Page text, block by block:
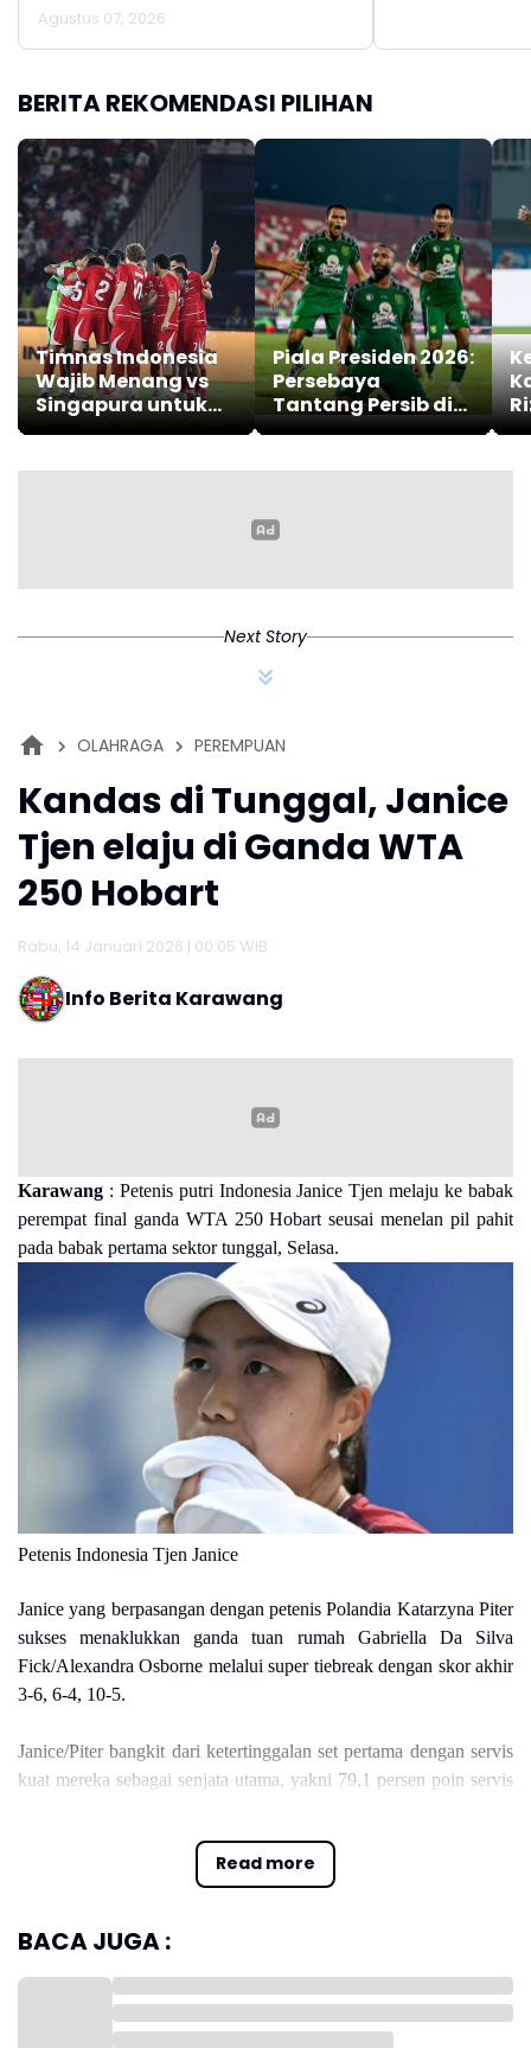
Agustus 07, 2026
BERITA REKOMENDASI PILIHAN
Timnas Indonesia
Wajib Menang vs
Singapura untuk
Lolos ke Semifinal
Piala Presiden 2026:
Persebaya
Tantang Persib di
Final
Next Story
OLAHRAGA PEREMPUAN
Kandas di Tunggal, Janice
Tjen elaju di Ganda WTA
250 Hobart
Rabu, 14 Januari 2026 | 00:05 WIB
Info Berita Karawang
Read more
Karawang : Petenis putri Indonesia Janice Tjen melaju ke babak
perempat final ganda WTA 250 Hobart seusai menelan pil pahit
pada babak pertama sektor tunggal, Selasa.
Petenis Indonesia Tjen Janice
Janice yang berpasangan dengan petenis Polandia Katarzyna Piter
sukses menaklukkan ganda tuan rumah Gabriella Da Silva
Fick/Alexandra Osborne melalui super tiebreak dengan skor akhir
3-6, 6-4, 10-5.
Janice/Piter bangkit dari ketertinggalan set pertama dengan servis
kuat mereka sebagai senjata utama, yakni 79,1 persen poin servis
ace dan dua kesalahan ganda untuk memenangi babak pertama
dalam satu jam 17 menit, demikian statistik WTA.
BACA JUGA :